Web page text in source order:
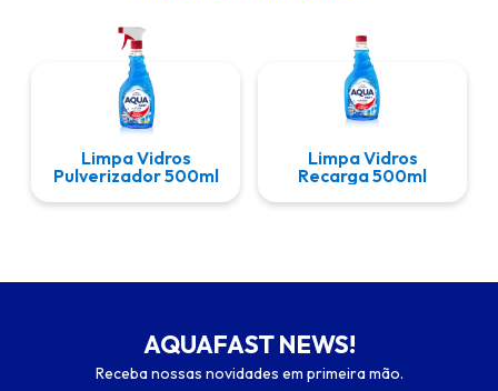
Limpa Vidros
Pulverizador 500ml
Limpa Vidros
Recarga 500ml
AQUAFAST NEWS!
Receba nossas novidades em primeira mão.